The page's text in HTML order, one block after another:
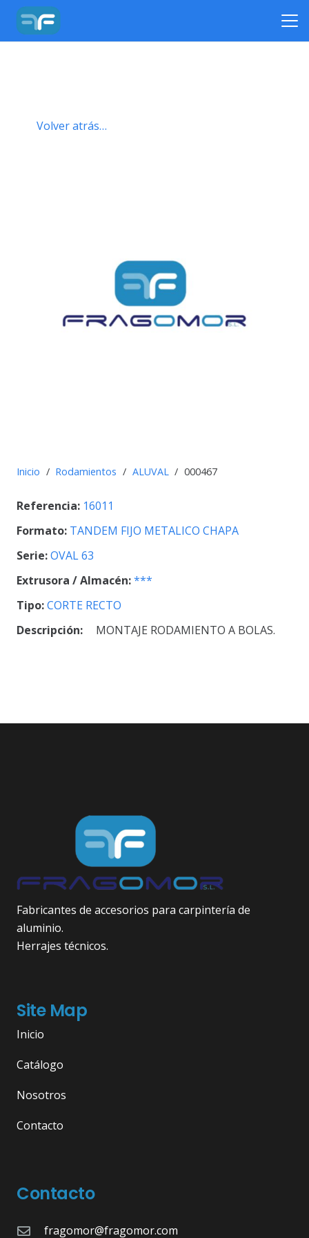
Volver atrás…
Inicio / Rodamientos / ALUVAL / 000467
Referencia: 16011
Formato: TANDEM FIJO METALICO CHAPA
Serie:OVAL 63
Extrusora / Almacén:***
Tipo:CORTE RECTO
Descripción:
MONTAJE RODAMIENTO A BOLAS.
Fabricantes de accesorios para carpintería de
aluminio.
Herrajes técnicos.
Site Map
Inicio
Catálogo
Nosotros
Contacto
Contacto
fragomor@fragomor.com